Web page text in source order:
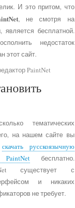
И это притом, что
, не смотря на
является бесплатной.
недостаток
этот сайт.
тематических
на нашем сайте вы
скачать русскоязычную
бесплатно.
существует с
и никаких
не требует.